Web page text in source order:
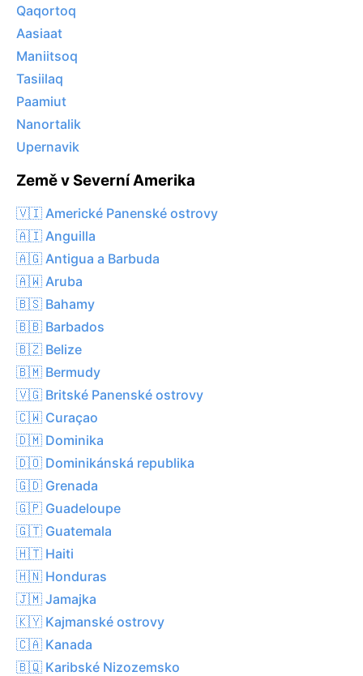
Qaqortoq
Aasiaat
Maniitsoq
Tasiilaq
Paamiut
Nanortalik
Upernavik
Země v Severní Amerika
🇻🇮 Americké Panenské ostrovy
🇦🇮 Anguilla
🇦🇬 Antigua a Barbuda
🇦🇼 Aruba
🇧🇸 Bahamy
🇧🇧 Barbados
🇧🇿 Belize
🇧🇲 Bermudy
🇻🇬 Britské Panenské ostrovy
🇨🇼 Curaçao
🇩🇲 Dominika
🇩🇴 Dominikánská republika
🇬🇩 Grenada
🇬🇵 Guadeloupe
🇬🇹 Guatemala
🇭🇹 Haiti
🇭🇳 Honduras
🇯🇲 Jamajka
🇰🇾 Kajmanské ostrovy
🇨🇦 Kanada
🇧🇶 Karibské Nizozemsko